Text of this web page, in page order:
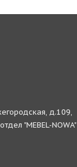
д.109,
"MEBEL-NOWA"